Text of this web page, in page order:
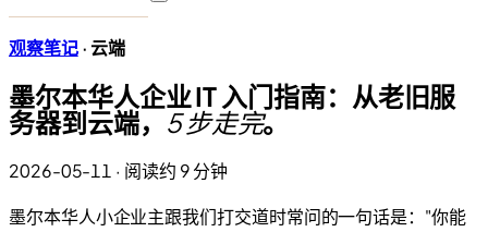
观察笔记· 云端
墨尔本华人企业 IT 入门指南：从老旧服
务器到云端， 5 步走完。
2026-05-11 · 阅读约 9 分钟
墨尔本华人小企业主跟我们打交道时常问的一句话是："你能